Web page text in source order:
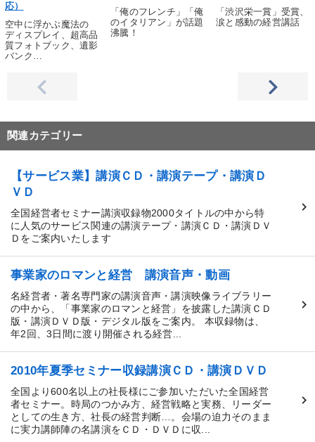
応）
空中に浮かぶ魔法の
ディスプレイ、超高品
質フォトブック、遺影
バンク…
「俺のフレンチ」「俺
のイタリアン」が話題
沸騰！
「渋沢栄一賞」受賞、
涙と感動の経営講話
関連カテゴリー
【サービス業】講演ＣＤ・講演テープ・講演Ｄ
ＶＤ
全国経営者セミナー講演収録物2000タイトルの中から特
に人気のサービス関連の講演テープ・講演ＣＤ・講演ＤＶ
Ｄをご案内いたします
事業家のロマンと経営 講演音声・動画
名経営者・著名専門家の講演音声・講演映像ライブラリー
の中から、「事業家のロマンと経営」を披露した講演ＣＤ
版・講演ＤＶＤ版・デジタル版をご案内。 本収録物は、
年2回、3日間に渡り開催される経営...
2010年夏季セミナー収録講演ＣＤ・講演ＤＶＤ
全国より600名以上の社長様にご参加いただいた全国経営
者セミナー。時局のつかみ方、経営戦略と実務、リーダー
としての生き方、社長の経営判断…。会場の迫力そのまま
に実力講師陣の名講演をＣＤ・ＤＶＤに収...